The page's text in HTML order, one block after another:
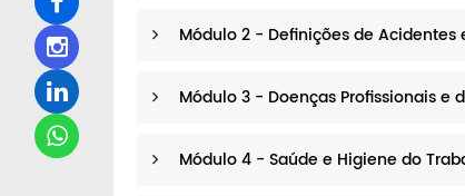
Módulo 2 - Definições de Acidentes
Módulo 3 - Doenças Profissionais e
Módulo 4 - Saúde e Higiene do